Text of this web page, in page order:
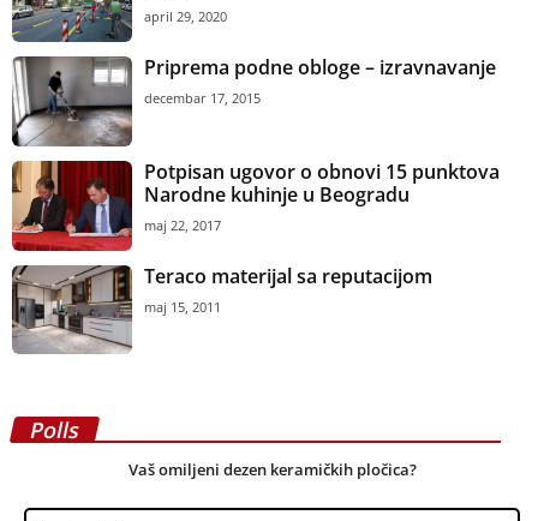
april 29, 2020
Priprema podne obloge – izravnavanje
decembar 17, 2015
Potpisan ugovor o obnovi 15 punktova
Narodne kuhinje u Beogradu
maj 22, 2017
Teraco materijal sa reputacijom
maj 15, 2011
Polls
Vaš omiljeni dezen keramičkih pločica?